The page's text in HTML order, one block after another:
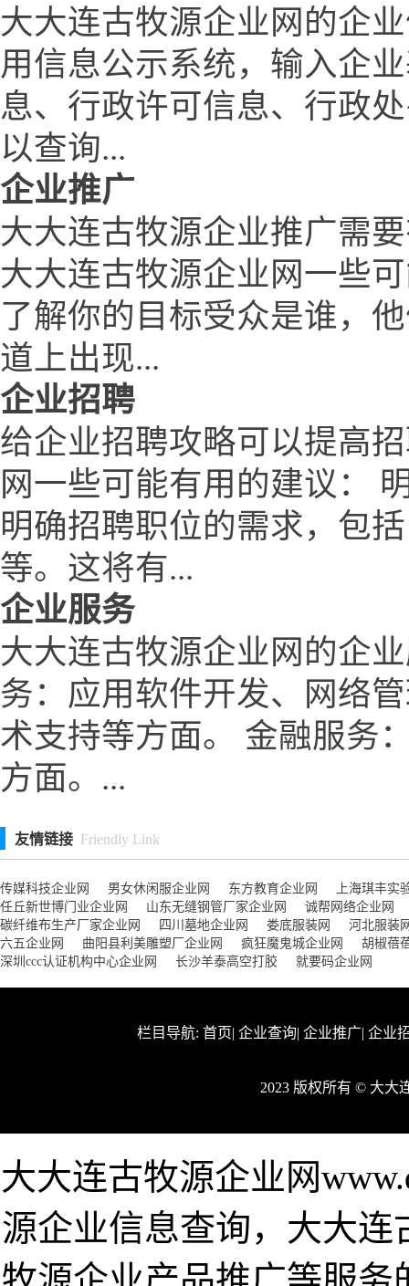
大大连古牧源企业网的企
用信息公示系统，输入企
息、行政许可信息、行政
以查询...
企业推广
大大连古牧源企业推广需
大大连古牧源企业网一些
了解你的目标受众是谁，
道上出现...
企业招聘
给企业招聘攻略可以提高
网一些可能有用的建议：
明确招聘职位的需求，包
等。这将有...
企业服务
大大连古牧源企业网的企
务：应用软件开发、网络
术支持等方面。 金融服务
方面。...
友情链接 Friendly Link
传媒科技企业网 男女休闲服企业网 东方教育企业网
上海琪丰实
任丘新世博门业企业网
山东无缝钢管厂家企业网
诚帮网络企业网
碳纤维布生产厂家企业网
四川墓地企业网 娄底服装网
河北服装
六五企业网
曲阳县利美雕塑厂企业网 疯狂魔鬼城企业网
胡椒蓓
深圳ccc认证机构中心企业网
长沙羊泰高空打胶 就要码企业网
栏目导航: 首页| 企业查询| 企业推广| 企业
2023 版权所有 © 大
大大连古牧源企业网
源企业信息查询，大大